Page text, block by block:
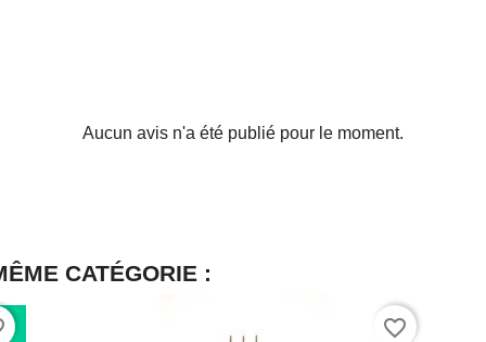
Aucun avis n'a été publié pour le moment.
CATÉGORIE :
favorite_border